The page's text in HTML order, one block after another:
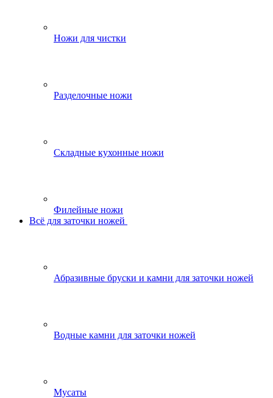
Ножи для чистки
Разделочные ножи
Складные кухонные ножи
Филейные ножи
Всё для заточки ножей
Абразивные бруски и камни для заточки ножей
Водные камни для заточки ножей
Мусаты